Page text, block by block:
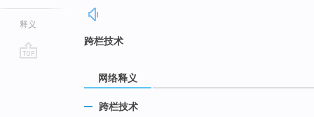
释义
跨栏技术
网络释义
跨栏技术